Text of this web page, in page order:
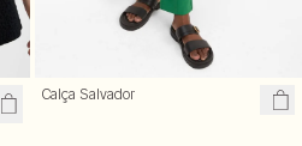
Calça Salvador